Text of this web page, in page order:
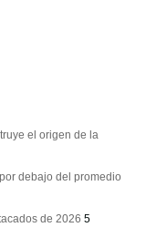
el origen de la
debajo del promedio
de 2026 5